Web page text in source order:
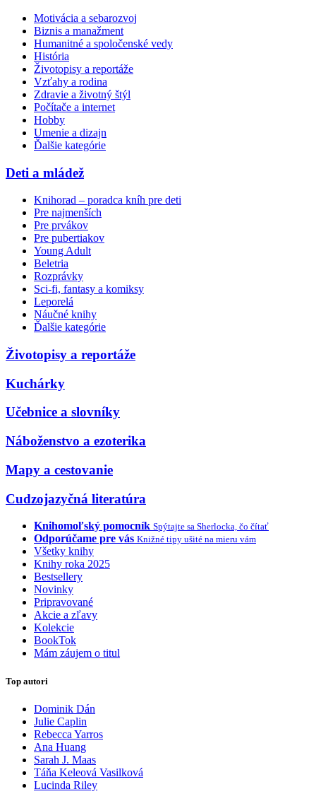
Motivácia a sebarozvoj
Biznis a manažment
Humanitné a spoločenské vedy
História
Životopisy a reportáže
Vzťahy a rodina
Zdravie a životný štýl
Počítače a internet
Hobby
Umenie a dizajn
Ďalšie kategórie
Deti a mládež
Knihorad – poradca kníh pre deti
Pre najmenších
Pre prvákov
Pre pubertiakov
Young Adult
Beletria
Rozprávky
Sci-fi, fantasy a komiksy
Leporelá
Náučné knihy
Ďalšie kategórie
Životopisy a reportáže
Kuchárky
Učebnice a slovníky
Náboženstvo a ezoterika
Mapy a cestovanie
Cudzojazyčná literatúra
Knihomoľský pomocník Spýtajte sa Sherlocka, čo čítať
Odporúčame pre vás Knižné tipy ušité na mieru vám
Všetky knihy
Knihy roka 2025
Bestsellery
Novinky
Pripravované
Akcie a zľavy
Kolekcie
BookTok
Mám záujem o titul
Top autori
Dominik Dán
Julie Caplin
Rebecca Yarros
Ana Huang
Sarah J. Maas
Táňa Keleová Vasilková
Lucinda Riley